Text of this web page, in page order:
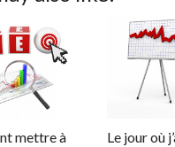
mettre à
Le jour où